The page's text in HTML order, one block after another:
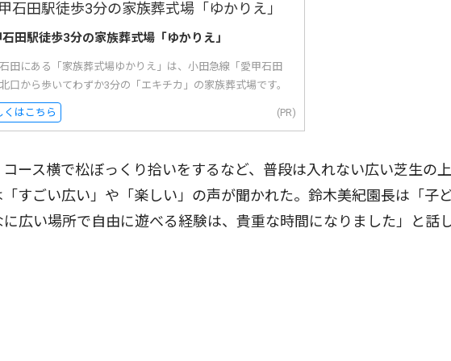
田駅徒歩3分の家族葬式場「ゆかりえ」
田にある「家族葬式場ゆかりえ」は、小田急線「愛甲石田
口から歩いてわずか3分の「エキチカ」の家族葬式場です。
くはこちら (PR)
ース横で松ぼっくり拾いをするなど、普段は入れない広い芝生の
すごい広い」や「楽しい」の声が聞かれた。鈴木美紀園長は「子
広い場所で自由に遊べる経験は、貴重な時間になりました」と話